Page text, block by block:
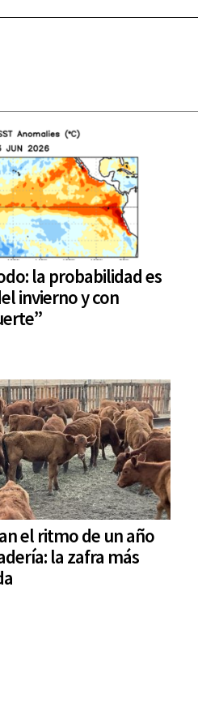
la probabilidad es
invierno y con
el ritmo de un año
la zafra más